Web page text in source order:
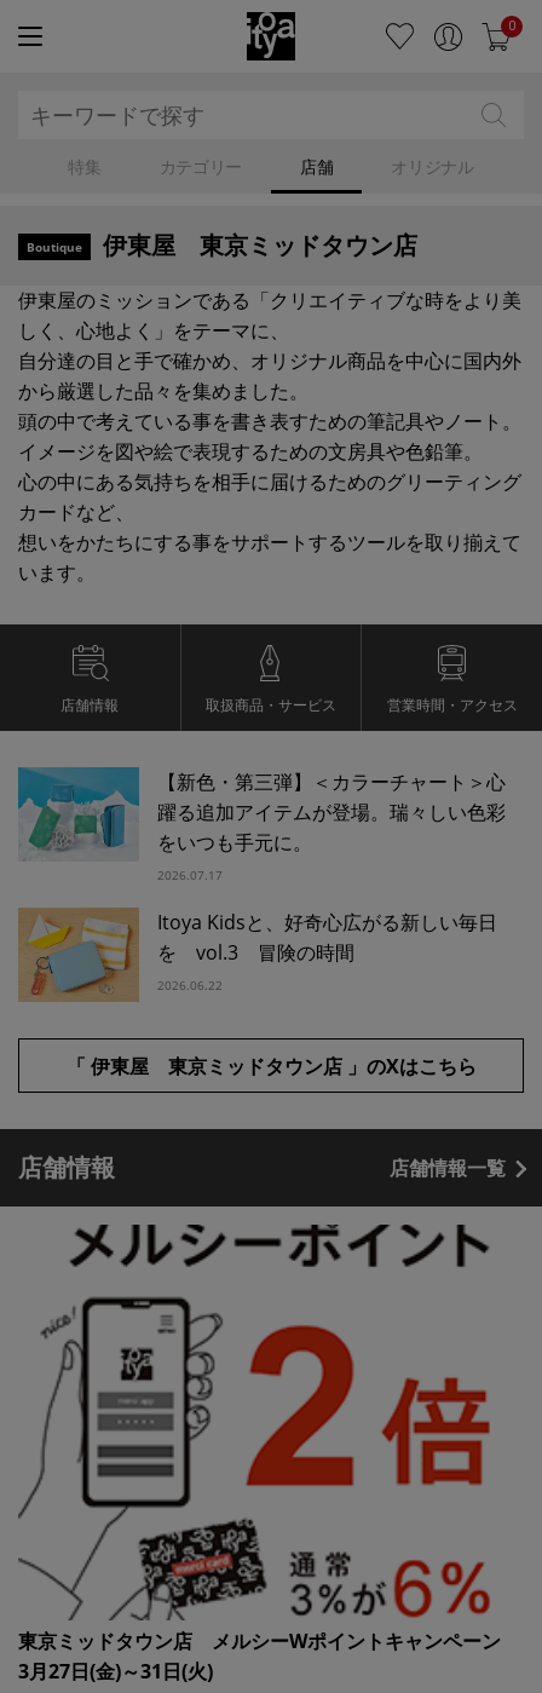
0
特集 カテゴリー 店舗 オリジナル
Boutique 伊東屋 東京ミッドタウン店
伊東屋のミッションである「クリエイティブな時をより美
しく、心地よく」をテーマに、
自分達の目と手で確かめ、オリジナル商品を中心に国内外
から厳選した品々を集めました。
頭の中で考えている事を書き表すための筆記具やノート。
イメージを図や絵で表現するための文房具や色鉛筆。
心の中にある気持ちを相手に届けるためのグリーティング
カードなど、
想いをかたちにする事をサポートするツールを取り揃えて
います。
店舗情報 取扱商品・サービス 営業時間・アクセス
【新色・第三弾】＜カラーチャート＞心
躍る追加アイテムが登場。瑞々しい色彩
をいつも手元に。
2026.07.17
Itoya Kidsと、好奇心広がる新しい毎日
を vol.3 冒険の時間
2026.06.22
「 伊東屋 東京ミッドタウン店 」のXはこちら
店舗情報 店舗情報一覧
東京ミッドタウン店 メルシーWポイントキャンペーン
3月27日(金)～31日(火)